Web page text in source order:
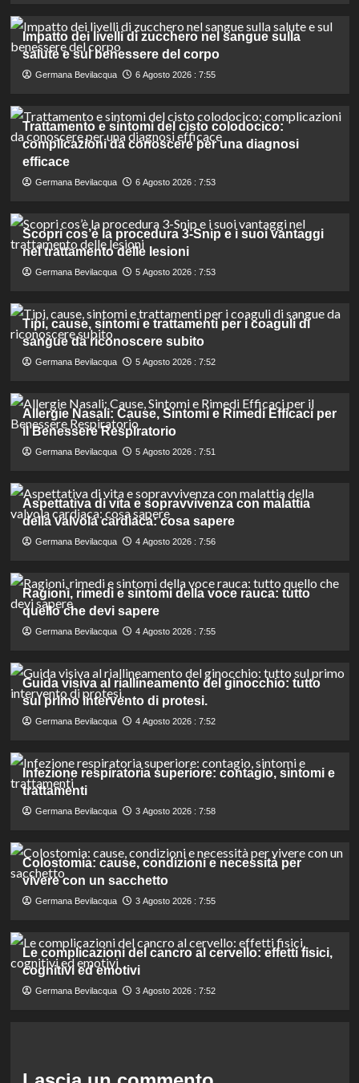
Impatto dei livelli di zucchero nel sangue sulla
salute e sul benessere del corpo
Germana Bevilacqua 6 Agosto 2026 : 7:55
Trattamento e sintomi del cisto colodocico:
complicazioni da conoscere per una diagnosi
efficace
Germana Bevilacqua 6 Agosto 2026 : 7:53
Scopri cos’è la procedura 3-Snip e i suoi vantaggi
nel trattamento delle lesioni
Germana Bevilacqua 5 Agosto 2026 : 7:53
Tipi, cause, sintomi e trattamenti per i coaguli di
sangue da riconoscere subito
Germana Bevilacqua 5 Agosto 2026 : 7:52
Allergie Nasali: Cause, Sintomi e Rimedi Efficaci per
il Benessere Respiratorio
Germana Bevilacqua 5 Agosto 2026 : 7:51
Aspettativa di vita e sopravvivenza con malattia
della valvola cardiaca: cosa sapere
Germana Bevilacqua 4 Agosto 2026 : 7:56
Ragioni, rimedi e sintomi della voce rauca: tutto
quello che devi sapere
Germana Bevilacqua 4 Agosto 2026 : 7:55
Guida visiva al riallineamento del ginocchio: tutto
sul primo intervento di protesi.
Germana Bevilacqua 4 Agosto 2026 : 7:52
Infezione respiratoria superiore: contagio, sintomi e
trattamenti
Germana Bevilacqua 3 Agosto 2026 : 7:58
Colostomia: cause, condizioni e necessità per
vivere con un sacchetto
Germana Bevilacqua 3 Agosto 2026 : 7:55
Le complicazioni del cancro al cervello: effetti fisici,
cognitivi ed emotivi
Germana Bevilacqua 3 Agosto 2026 : 7:52